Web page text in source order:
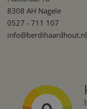
8308 AH Nagele
0527 - 711 107
info@berdihaardhout.nl